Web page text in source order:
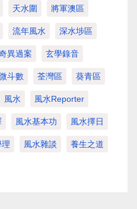
天水圍 將軍澳區
流年風水 深水埗區
異過案 玄學錄音
斗數 荃灣區 葵青區
風水 風水Reporter
風水基本功 風水擇日
風水雜談 養生之道